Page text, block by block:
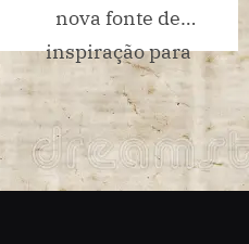
nova fonte de
inspiração para
alimentar sua paixão
pelo teatro e pela arte!
Vem com a gente!